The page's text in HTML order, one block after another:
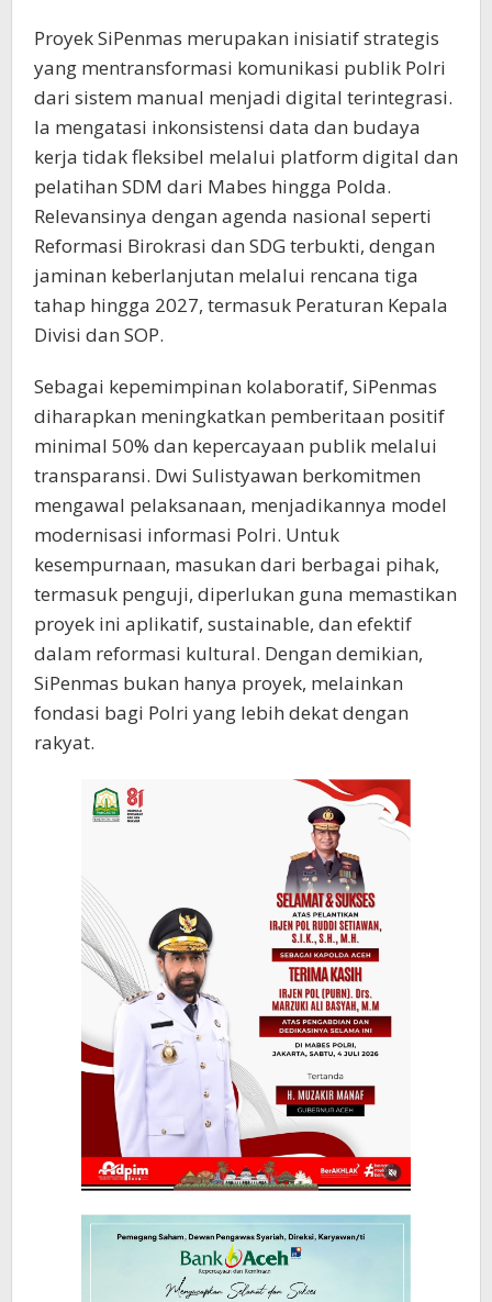
Proyek SiPenmas merupakan inisiatif strategis
yang mentransformasi komunikasi publik Polri
dari sistem manual menjadi digital terintegrasi.
Ia mengatasi inkonsistensi data dan budaya
kerja tidak fleksibel melalui platform digital dan
pelatihan SDM dari Mabes hingga Polda.
Relevansinya dengan agenda nasional seperti
Reformasi Birokrasi dan SDG terbukti, dengan
jaminan keberlanjutan melalui rencana tiga
tahap hingga 2027, termasuk Peraturan Kepala
Divisi dan SOP.
Sebagai kepemimpinan kolaboratif, SiPenmas
diharapkan meningkatkan pemberitaan positif
minimal 50% dan kepercayaan publik melalui
transparansi. Dwi Sulistyawan berkomitmen
mengawal pelaksanaan, menjadikannya model
modernisasi informasi Polri. Untuk
kesempurnaan, masukan dari berbagai pihak,
termasuk penguji, diperlukan guna memastikan
proyek ini aplikatif, sustainable, dan efektif
dalam reformasi kultural. Dengan demikian,
SiPenmas bukan hanya proyek, melainkan
fondasi bagi Polri yang lebih dekat dengan
rakyat.